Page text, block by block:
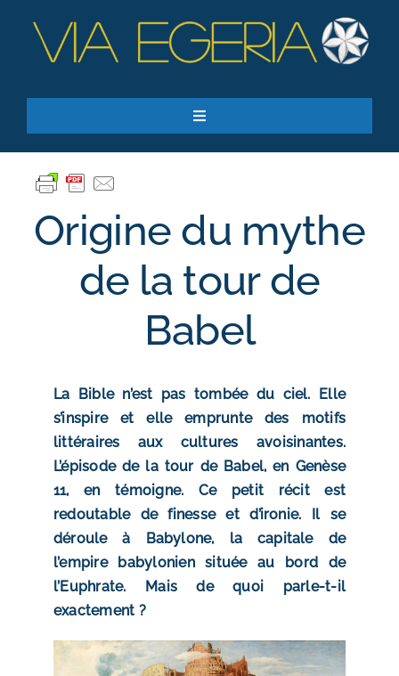
contenu
Toggle
Accueil
Ressources
Qui sommes-nous ?
RECHERCHER:
Origine du mythe
de la tour de
Babel
La Bible n’est pas tombée du ciel. Elle
s’inspire et elle emprunte des motifs
littéraires aux cultures avoisinantes.
L’épisode de la tour de Babel, en Genèse
11, en témoigne. Ce petit récit est
redoutable de finesse et d’ironie. Il se
déroule à Babylone, la capitale de
l’empire babylonien située au bord de
l’Euphrate. Mais de quoi parle-t-il
exactement ?